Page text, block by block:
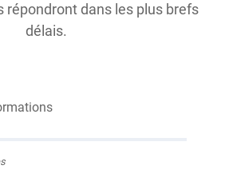
répondront dans les plus brefs
délais.